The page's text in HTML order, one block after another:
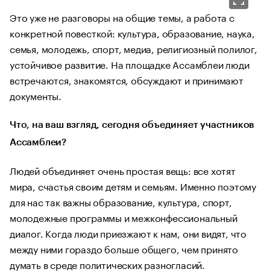
Это уже не разговоры на общие темы, а работа с
конкретной повесткой: культура, образование, наука,
семья, молодежь, спорт, медиа, религиозный полилог,
устойчивое развитие. На площадке Ассамблеи люди
встречаются, знакомятся, обсуждают и принимают
документы.
Что, на ваш взгляд, сегодня объединяет участников
Ассамблеи?
Людей объединяет очень простая вещь: все хотят
мира, счастья своим детям и семьям. Именно поэтому
для нас так важны образование, культура, спорт,
молодежные программы и межконфессиональный
диалог. Когда люди приезжают к нам, они видят, что
между ними гораздо больше общего, чем принято
думать в среде политических разногласий.